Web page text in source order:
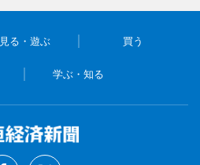
見る・遊ぶ 買う
学ぶ・知る